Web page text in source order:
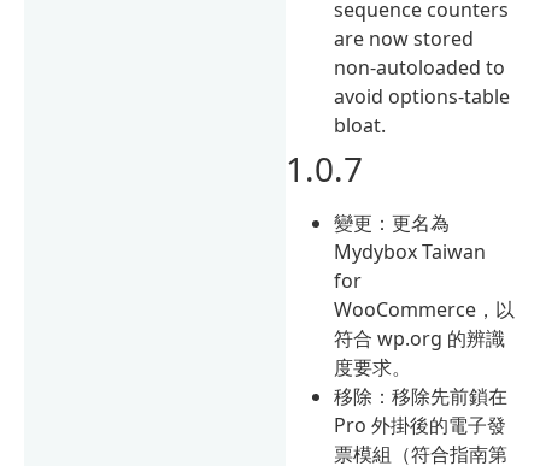
sequence counters
are now stored
non-autoloaded to
avoid options-table
bloat.
1.0.7
變更：更名為
Mydybox Taiwan
for
WooCommerce，以
符合 wp.org 的辨識
度要求。
移除：移除先前鎖在
Pro 外掛後的電子發
票模組（符合指南第